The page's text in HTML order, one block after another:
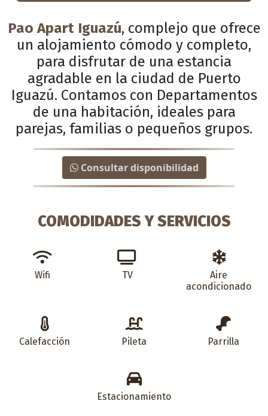
Pao Apart Iguazú, complejo que ofrece
un alojamiento cómodo y completo,
para disfrutar de una estancia
agradable en la ciudad de Puerto
Iguazú. Contamos con Departamentos
de una habitación, ideales para
parejas, familias o pequeños grupos.
Consultar disponibilidad
COMODIDADES Y SERVICIOS
Wifi TV
Aire
acondicionado
Calefacción Pileta Parrilla
Estacionamiento